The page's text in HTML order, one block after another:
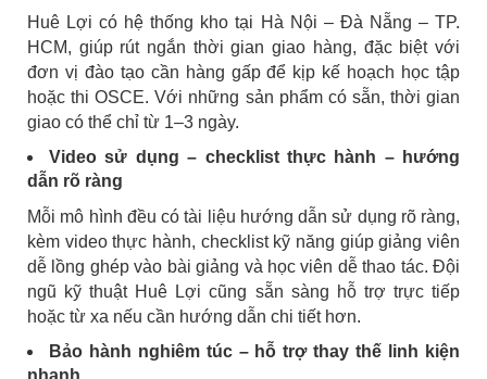
Huê Lợi có hệ thống kho tại Hà Nội – Đà Nẵng – TP.
HCM, giúp rút ngắn thời gian giao hàng, đặc biệt với
đơn vị đào tạo cần hàng gấp để kịp kế hoạch học tập
hoặc thi OSCE. Với những sản phẩm có sẵn, thời gian
giao có thể chỉ từ 1–3 ngày.
Video sử dụng – checklist thực hành – hướng
dẫn rõ ràng
Mỗi mô hình đều có tài liệu hướng dẫn sử dụng rõ ràng,
kèm video thực hành, checklist kỹ năng giúp giảng viên
dễ lồng ghép vào bài giảng và học viên dễ thao tác. Đội
ngũ kỹ thuật Huê Lợi cũng sẵn sàng hỗ trợ trực tiếp
hoặc từ xa nếu cần hướng dẫn chi tiết hơn.
Bảo hành nghiêm túc – hỗ trợ thay thế linh kiện